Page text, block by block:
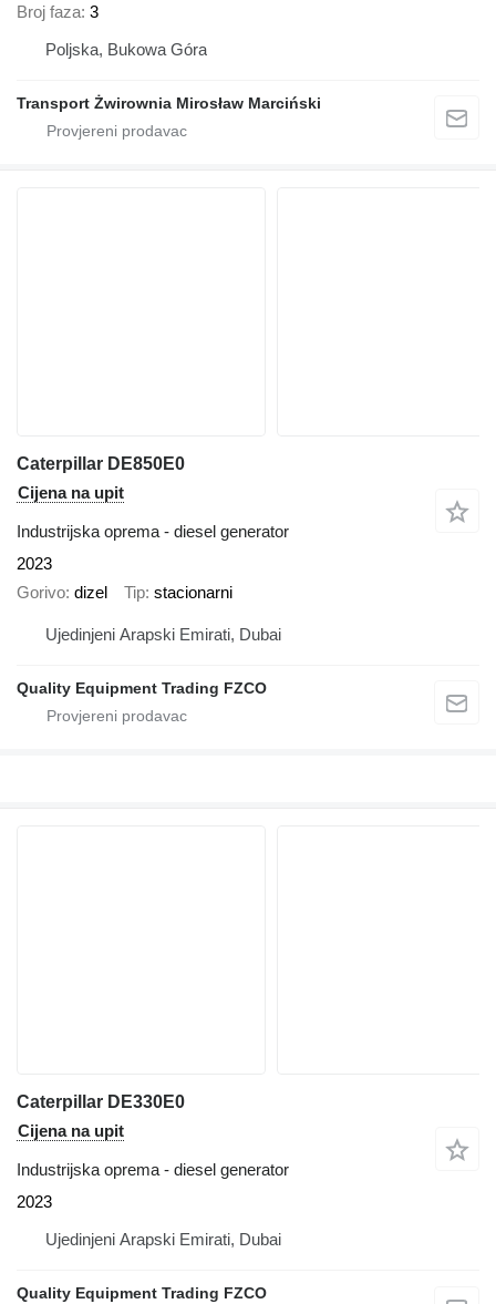
Broj faza 3
Poljska, Bukowa Góra
Transport Żwirownia Mirosław Marciński
Caterpillar DE850E0
Cijena na upit
Industrijska oprema - diesel generator
2023
Gorivo dizel Tip stacionarni
Ujedinjeni Arapski Emirati, Dubai
Quality Equipment Trading FZCO
Caterpillar DE330E0
Cijena na upit
Industrijska oprema - diesel generator
2023
Ujedinjeni Arapski Emirati, Dubai
Quality Equipment Trading FZCO